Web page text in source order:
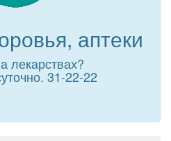
аптеки
лекарствах?
31-22-22